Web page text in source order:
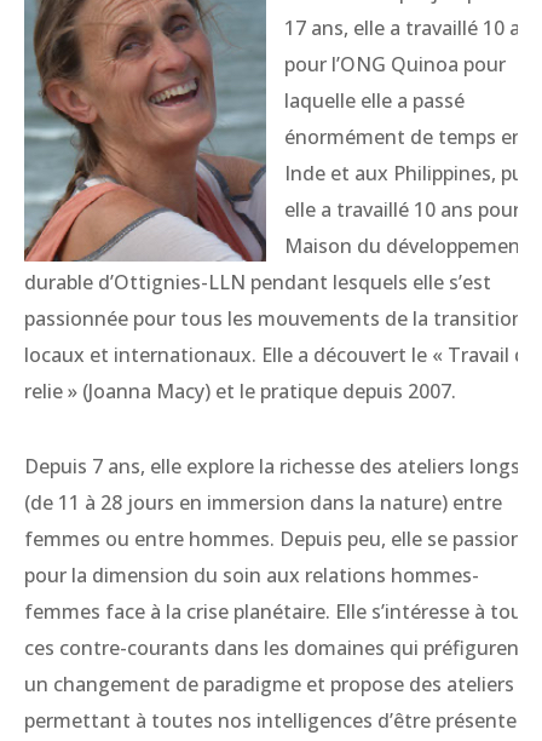
17 ans, elle a travaillé 10 ans
pour l’ONG Quinoa pour
laquelle elle a passé
énormément de temps en
Inde et aux Philippines, puis
elle a travaillé 10 ans pour la
Maison du développement
durable d’Ottignies-LLN pendant lesquels elle s’est
passionnée pour tous les mouvements de la transition
locaux et internationaux. Elle a découvert le « Travail qui
relie » (Joanna Macy) et le pratique depuis 2007.
Depuis 7 ans, elle explore la richesse des ateliers longs
(de 11 à 28 jours en immersion dans la nature) entre
femmes ou entre hommes. Depuis peu, elle se
pour la dimension du soin aux relations hommes-
femmes face à la crise planétaire. Elle s’intéresse à tous
ces contre-courants dans les domaines qui préfigurent
un changement de paradigme et propose des ateliers
permettant à toutes nos intelligences d’être présentes